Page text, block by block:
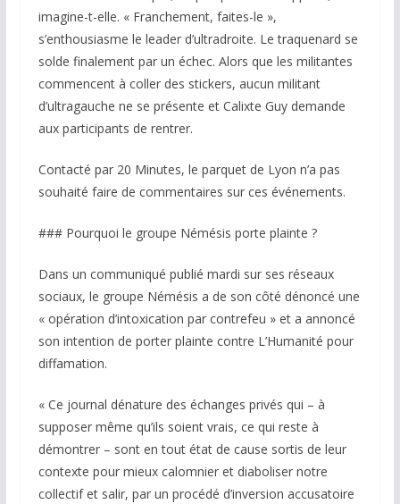
imagine-t-elle. « Franchement, faites-le »,
s’enthousiasme le leader d’ultradroite. Le traquenard se
solde finalement par un échec. Alors que les militantes
commencent à coller des stickers, aucun militant
d’ultragauche ne se présente et Calixte Guy demande
aux participants de rentrer.
Contacté par 20 Minutes, le parquet de Lyon n’a pas
souhaité faire de commentaires sur ces événements.
### Pourquoi le groupe Némésis porte plainte ?
Dans un communiqué publié mardi sur ses réseaux
sociaux, le groupe Némésis a de son côté dénoncé une
« opération d’intoxication par contrefeu » et a annoncé
son intention de porter plainte contre L’Humanité pour
diffamation.
« Ce journal dénature des échanges privés qui – à
supposer même qu’ils soient vrais, ce qui reste à
démontrer – sont en tout état de cause sortis de leur
contexte pour mieux calomnier et diaboliser notre
collectif et salir, par un procédé d’inversion accusatoire